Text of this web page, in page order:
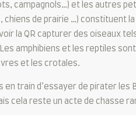
campagnols…) et les autres
de prairie …) constituent la
la QR capturer des oiseaux
amphibiens et les reptiles
et les crotales.
train d’essayer de pirater les
cela reste un acte de chasse